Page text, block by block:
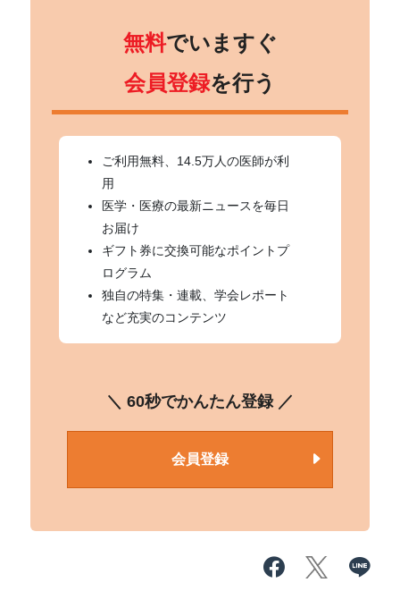
無料でいますぐ
会員登録を行う
ご利用無料、14.5万人の医師が利
用
医学・医療の最新ニュースを毎日
お届け
ギフト券に交換可能なポイントプ
ログラム
独自の特集・連載、学会レポート
など充実のコンテンツ
＼ 60秒でかんたん登録 ／
会員登録